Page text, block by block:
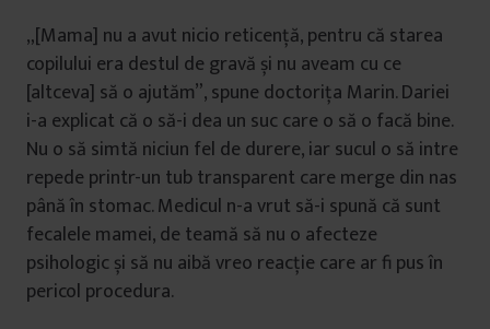
„[Mama] nu a avut nicio reticență, pentru că starea
copilului era destul de gravă și nu aveam cu ce
[altceva] să o ajutăm”, spune doctorița Marin. Dariei
i-a explicat că o să-i dea un suc care o să o facă bine.
Nu o să simtă niciun fel de durere, iar sucul o să intre
repede printr-un tub transparent care merge din nas
până în stomac. Medicul n-a vrut să-i spună că sunt
fecalele mamei, de teamă să nu o afecteze
psihologic și să nu aibă vreo reacție care ar fi pus în
pericol procedura.